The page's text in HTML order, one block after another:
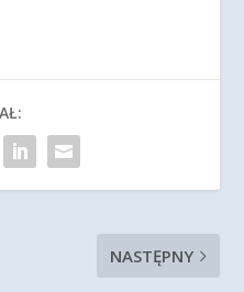
NASTĘPNY